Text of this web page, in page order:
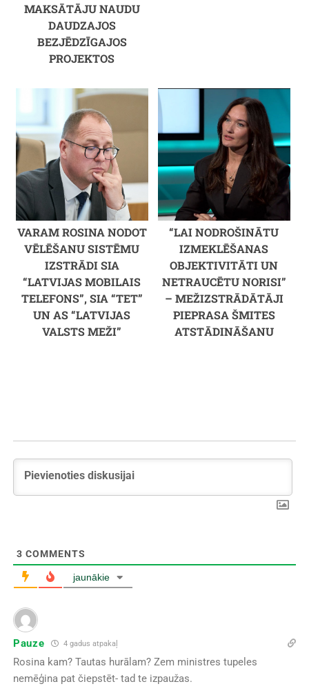
MAKSĀTĀJU NAUDU
DAUDZAJOS
BEZJĒDZĪGAJOS
PROJEKTOS
VARAM ROSINA NODOT
VĒLĒŠANU SISTĒMU
IZSTRĀDI SIA
“LATVIJAS MOBILAIS
TELEFONS”, SIA “TET”
UN AS “LATVIJAS
VALSTS MEŽI”
“LAI NODROŠINĀTU
IZMEKLĒŠANAS
OBJEKTIVITĀTI UN
NETRAUCĒTU NORISI”
– MEŽIZSTRĀDĀTĀJI
PIEPRASA ŠMITES
ATSTĀDINĀŠANU
3 COMMENTS
jaunākie
Pauze 4 gadus atpakaļ
Rosina kam? Tautas hurālam? Zem ministres tupeles
nemēģina pat čiepstēt- tad te izpaužas.